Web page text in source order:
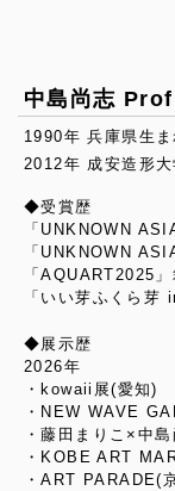
中島尚志
1990年 兵庫県生ま
2012年 成安造形
◆受賞歴
「UNKNOWN
「UNKNOWN
「AQUART2025
「いい芽ふくら
◆展示歴
2026年
・kowaii展(愛知)
・NEW WAVE
・藤田まりこ×中
・KOBE ART
・ART PARADE(